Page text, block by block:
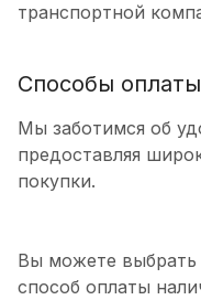
транспортной
Способы
Мы заботимся об
предоставляя
покупки.
Вы можете выбрать
способ оплаты